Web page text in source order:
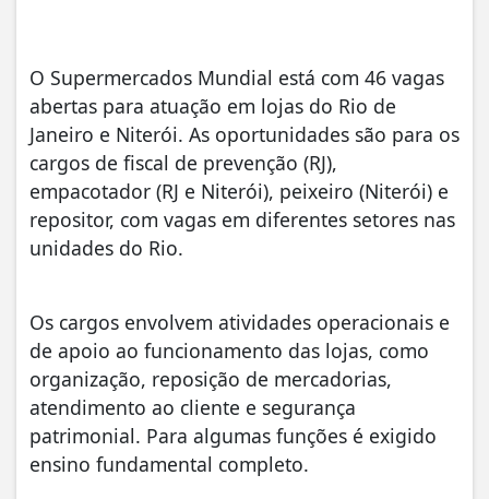
O Supermercados Mundial está com 46 vagas
abertas para atuação em lojas do Rio de
Janeiro e Niterói. As oportunidades são para os
cargos de fiscal de prevenção (RJ),
empacotador (RJ e Niterói), peixeiro (Niterói) e
repositor, com vagas em diferentes setores nas
unidades do Rio.
Os cargos envolvem atividades operacionais e
de apoio ao funcionamento das lojas, como
organização, reposição de mercadorias,
atendimento ao cliente e segurança
patrimonial. Para algumas funções é exigido
ensino fundamental completo.